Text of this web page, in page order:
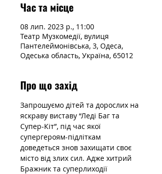
Час та місце
08 лип. 2023 р., 11:00
Театр Музкомедії, вулиця
Пантелеймонівська, 3, Одеса,
Одеська область, Україна, 65012
Про що захід
Запрошуємо дітей та дорослих на
яскраву виставу “Леді Баг та
Супер-Кіт”, під час якої
супергероям-підліткам
доведеться знов захищати своє
місто від злих сил. Адже хитрий
Бражник та суперлиходії